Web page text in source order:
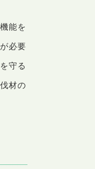
能を
必要
守る
材の